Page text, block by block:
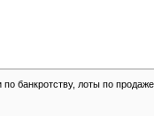
банкротству, лоты по